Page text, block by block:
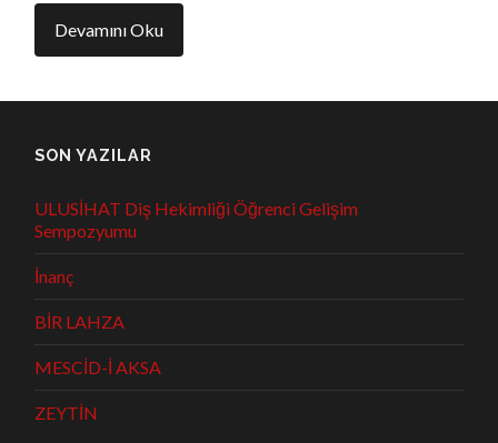
Devamını Oku
SON YAZILAR
ULUSİHAT Diş Hekimliği Öğrenci Gelişim
Sempozyumu
İnanç
BİR LAHZA
MESCİD-İ AKSA
ZEYTİN